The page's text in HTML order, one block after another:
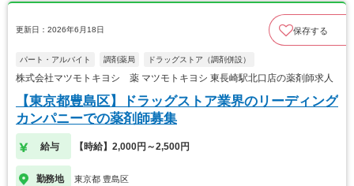
更新日：2026年6月18日 保存する
パート・アルバイト 調剤薬局 ドラッグストア（調剤併設）
株式会社マツモトキヨシ 薬 マツモトキヨシ 東長崎駅北口店の薬剤師求人
【東京都豊島区】ドラッグストア業界のリーディング
カンパニーでの薬剤師募集
給与 【時給】2,000円～2,500円
勤務地 東京都 豊島区